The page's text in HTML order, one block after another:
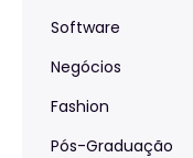
Software
Negócios
Fashion
Pós-Graduação